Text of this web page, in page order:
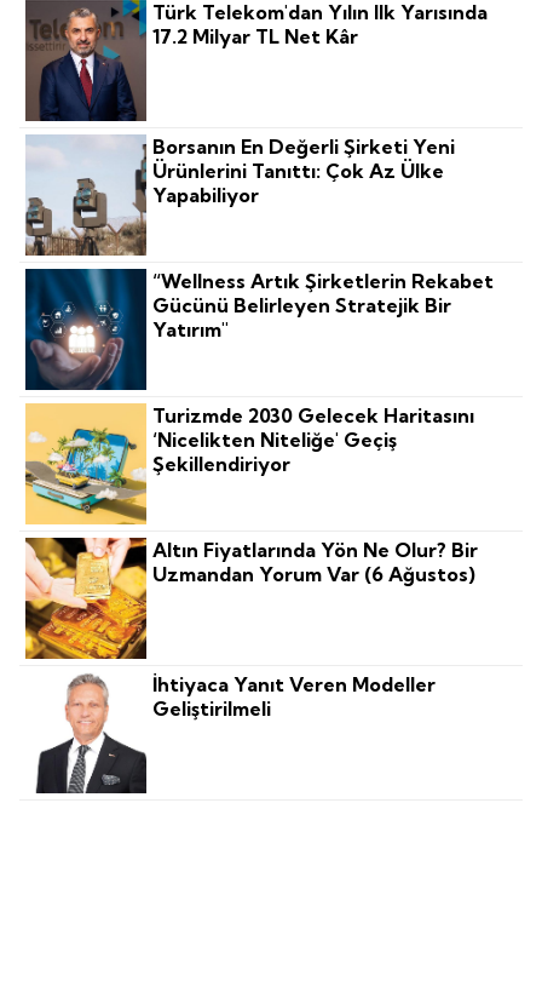
Türk Telekom'dan Yılın Ilk Yarısında
17.2 Milyar TL Net Kâr
Borsanın En Değerli Şirketi Yeni
Ürünlerini Tanıttı: Çok Az Ülke
Yapabiliyor
“Wellness Artık Şirketlerin Rekabet
Gücünü Belirleyen Stratejik Bir
Yatırım"
Turizmde 2030 Gelecek Haritasını
‘nicelikten Niteliğe' Geçiş
Şekillendiriyor
Altın Fiyatlarında Yön Ne Olur? Bir
Uzmandan Yorum Var (6 Ağustos)
İhtiyaca Yanıt Veren Modeller
Geliştirilmeli